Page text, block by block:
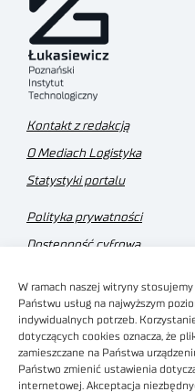
W ramach naszej witryny
Państwu usług na najwyższym
indywidualnych potrzeb.
dotyczących cookies oznacza, że
zamieszczane na Państwa
Państwo zmienić ustawienia
internetowej. Akceptacja
Kontakt z redakcją
O Mediach Logistyka
Statystyki portalu
Polityka prywatności
Dostępność cyfrowa
Regulamin sklepu